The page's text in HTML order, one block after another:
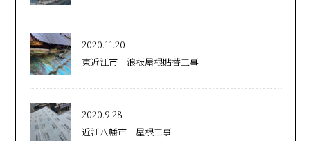
2020.11.20
東近江市 浪板屋根貼替工事
2020.9.28
近江八幡市 屋根工事